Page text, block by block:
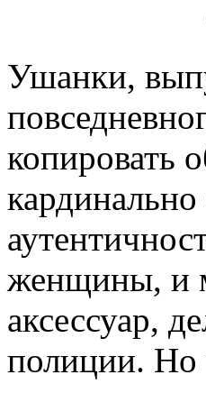
Ушанки,
копировать
кардинально
женщины, и
аксессуар,
полиции. Но